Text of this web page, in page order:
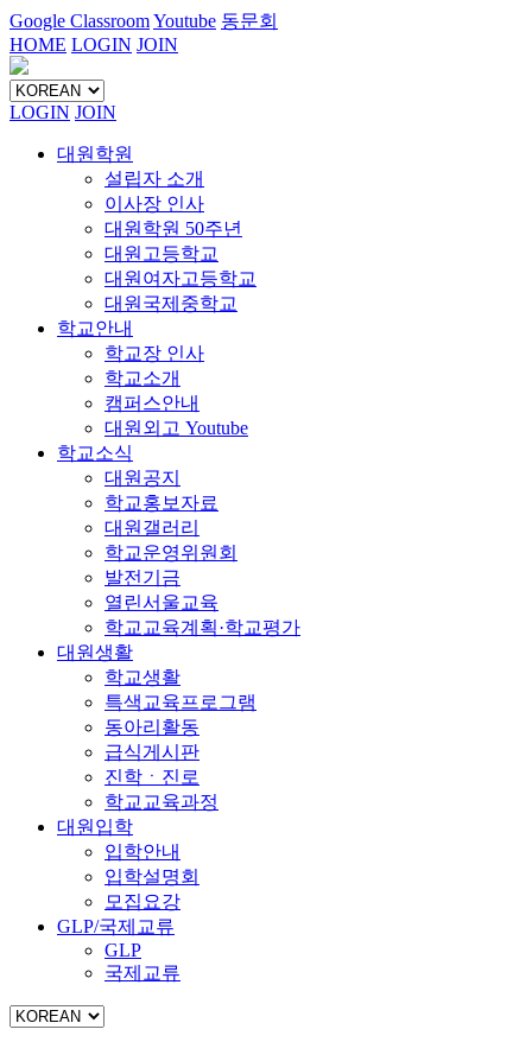
Google ClassroomYoutube 동문회
HOME LOGIN JOIN
LOGIN JOIN
대원학원
설립자 소개
이사장 인사
대원학원 50주년
대원고등학교
대원여자고등학교
대원국제중학교
학교안내
학교장 인사
학교소개
캠퍼스안내
대원외고 Youtube
학교소식
대원공지
학교홍보자료
대원갤러리
학교운영위원회
발전기금
열린서울교육
학교교육계획·학교평가
대원생활
학교생활
특색교육프로그램
동아리활동
급식게시판
진학ㆍ진로
학교교육과정
대원입학
입학안내
입학설명회
모집요강
GLP/국제교류
GLP
국제교류